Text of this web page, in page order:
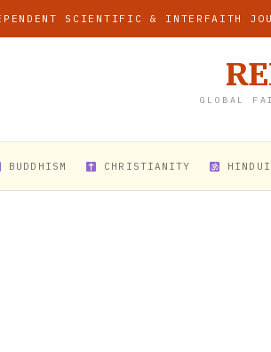
SCIENTIFIC & INTERFAITH
GLOBAL
BUDDHISM CHRISTIANITY